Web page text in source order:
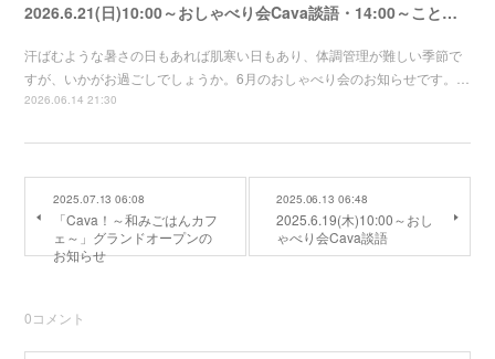
2026.6.21(日)10:00～おしゃべり会Cava談語・14:00～ことのは
汗ばむような暑さの日もあれば肌寒い日もあり、体調管理が難しい季節で
すが、いかがお過ごしでしょうか。6月のおしゃべり会のお知らせです。…
2026.06.14 21:30
2025.07.13 06:08
「Cava！～和みごはんカフ
ェ～」グランドオープンの
お知らせ
2025.06.13 06:48
2025.6.19(木)10:00～おし
ゃべり会Cava談語
0コメント